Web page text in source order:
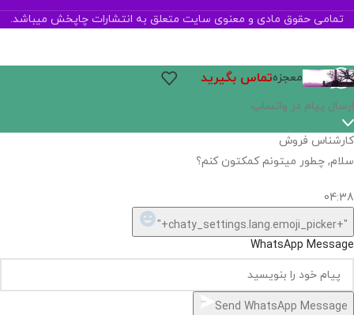
تمامی حقوق مادی و معنوی سایت متعلق به انتشارات چاپخش میباشد.
معجزهتماس بگیرید
ارسال پیام در واتساپ
کارشناس فروش
سلام, چطور میتونم کمکتون کنم؟
04:38
"+chaty_settings.lang.emoji_picker+"
WhatsApp Message
Send WhatsApp Message